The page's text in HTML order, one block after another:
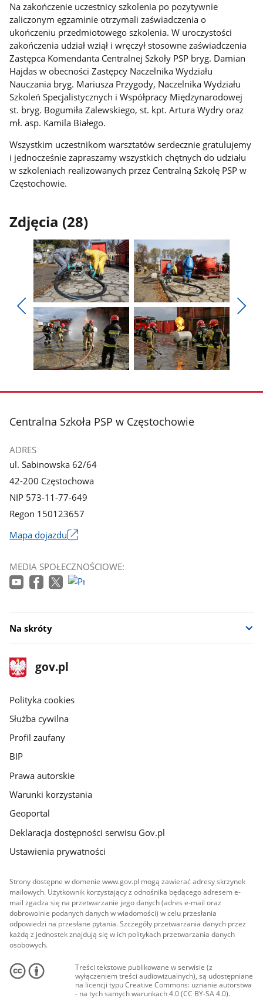
Na zakończenie uczestnicy szkolenia po pozytywnie
zaliczonym egzaminie otrzymali zaświadczenia o
ukończeniu przedmiotowego szkolenia. W uroczystości
zakończenia udział wziął i wręczył stosowne zaświadczenia
Zastępca Komendanta Centralnej Szkoły PSP bryg. Damian
Hajdas w obecności Zastępcy Naczelnika Wydziału
Nauczania bryg. Mariusza Przygody, Naczelnika Wydziału
Szkoleń Specjalistycznych i Współpracy Międzynarodowej
st. bryg. Bogumiła Zalewskiego, st. kpt. Artura Wydry oraz
mł. asp. Kamila Białego.
Wszystkim uczestnikom warsztatów serdecznie gratulujemy
i jednocześnie zapraszamy wszystkich chętnych do udziału
w szkoleniach realizowanych przez Centralną Szkołę PSP w
Częstochowie.
Zdjęcia (28)
Pokaż
poprzednie
zdjęcia
Pokaż
zdjęcie
1
z
galerii.
Pokaż
zdjęcie
2
z
galerii.
zdjęcie
galerii.
zdjęcie
galerii.
stopka
Centralna Szkoła PSP w Częstochowie
ADRES
ul. Sabinowska 62/64
42-200 Częstochowa
NIP 573-11-77-649
Regon 150123657
Mapa dojazdu
się
w
MEDIA SPOŁECZNOŚCIOWE:
Na skróty
stopka
gov.pl
Strona
gov.pl
gov.pl
Polityka cookies
Służba cywilna
Profil zaufany
BIP
Prawa autorskie
Warunki korzystania
Geoportal
Deklaracja dostępności serwisu Gov.pl
Ustawienia prywatności
Strony dostępne w domenie www.gov.pl mogą zawierać adresy skrzynek
mailowych. Użytkownik korzystający z odnośnika będącego adresem e-
mail zgadza się na przetwarzanie jego danych (adres e-mail oraz
dobrowolnie podanych danych w wiadomości) w celu przesłania
odpowiedzi na przesłane pytania. Szczegóły przetwarzania danych przez
każdą z jednostek znajdują się w ich politykach przetwarzania danych
osobowych.
Treści tekstowe publikowane w serwisie (z
wyłączeniem treści audiowizualnych), są udostępniane
na licencji typu Creative Commons: uznanie autorstwa
- na tych samych warunkach 4.0 (CC BY-SA 4.0).